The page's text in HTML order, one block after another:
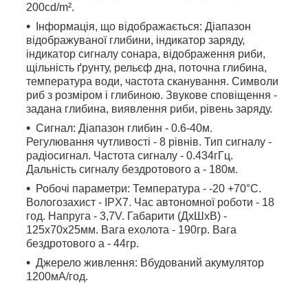
200cd/m².
Інформація, що відображається: Діапазон
відображуваної глибини, індикатор заряду,
індикатор сигналу сонара, відображення риби,
щільність ґрунту, рельєф дна, поточна глибина,
температура води, частота сканування. Символи
риб з розміром і глибиною. Звукове сповіщення -
задана глибина, виявлення риби, рівень заряду.
Сигнал: Діапазон глибин - 0.6-40м.
Регулювання чутливості - 8 рівнів. Тип сигналу -
радіосигнал. Частота сигналу - 0.434гГц.
Дальність сигналу бездротового а - 180м.
Робочі параметри: Температура - -20 +70°C.
Вологозахист - IPX7. Час автономної роботи - 18
год. Напруга - 3,7V. Габарити (ДхШхВ) -
125х70х25мм. Вага ехолота - 190гр. Вага
бездротового а - 44гр.
Джерело живлення: Вбудований акумулятор
1200мА/год.